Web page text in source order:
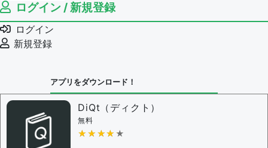
例文の編集権限を持つユーザー -
例文の編集を審査する
例文の削除を審査する
審査に対する投票権限を持つユーザー -
問題の編集権限を持つユーザー -
審査に対する投票権限を持つユーザー -
ザー
ログイン / 新規登録
ログイン
新規登録
アプリをダウンロード！
DiQt（ディクト）
無料
★★★★★
★★★★★